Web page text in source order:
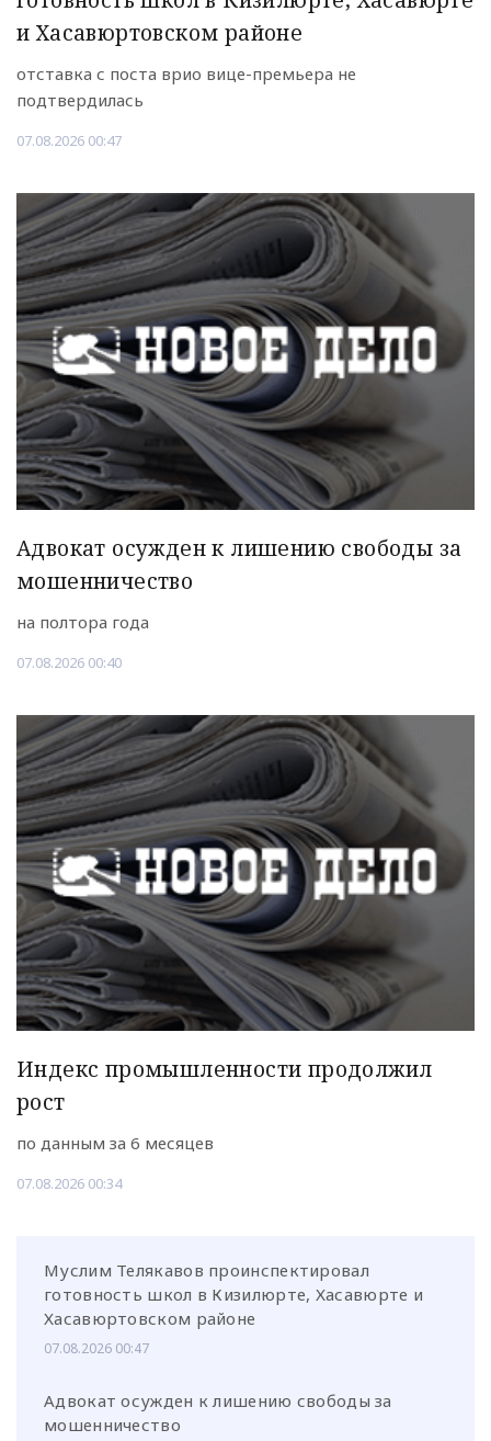
и Хасавюртовском районе
отставка с поста врио вице-премьера не
подтвердилась
07.08.2026 00:47
Адвокат осужден к лишению свободы за
мошенничество
на полтора года
07.08.2026 00:40
Индекс промышленности продолжил
рост
по данным за 6 месяцев
07.08.2026 00:34
Муслим Телякавов проинспектировал
готовность школ в Кизилюрте, Хасавюрте и
Хасавюртовском районе
07.08.2026 00:47
Адвокат осужден к лишению свободы за
мошенничество